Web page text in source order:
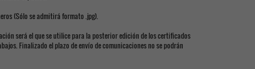
(Sólo se admitirá formato .jpg).
será el que se utilice para la posterior edición de los certificados
Finalizado el plazo de envío de comunicaciones no se podrán